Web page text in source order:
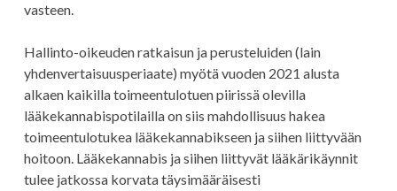
vasteen.
Hallinto-oikeuden ratkaisun ja perusteluiden (lain
yhdenvertaisuusperiaate) myötä vuoden 2021 alusta
alkaen kaikilla toimeentulotuen piirissä olevilla
lääkekannabispotilailla on siis mahdollisuus hakea
toimeentulotukea lääkekannabikseen ja siihen liittyvään
hoitoon. Lääkekannabis ja siihen liittyvät lääkärikäynnit
tulee jatkossa korvata täysimääräisesti